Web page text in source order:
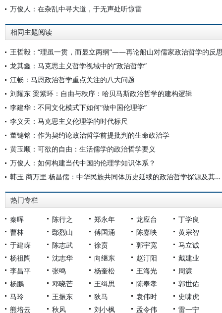
万俊人：在杂乱中寻大道，于无声处听惊雷
相同主题阅读
王哲毅：“理虽一贯，而显立两纲”——再论船山对儒家政治哲学的反
龙其鑫：马克思主义哲学视域中的“政治哲学”
江畅：马恩政治哲学重点关注的八大问题
刘耀东 梁紫环：自由与秩序：哈贝马斯政治哲学的建构逻辑
李建华：不同文化模式下如何“做中国伦理学”
李义天：马克思主义伦理学的时代标尺
董键铭：作为契约论政治哲学前提批判的生命政治学
黄玉顺：可欲的自由：生活儒学的政治哲学要义
万俊人：如何构建当代中国的伦理学知识体系？
韩玉 商万里 杨昌儒：中华民族共同体历史延续的政治哲学探源及其资鉴意义
热门专栏
秦晖 陈行之 郑永年 龙应台
丁学良
曹林
鄢烈山 傅国涌 陈嘉映
黄宗智
于建嵘
陈志武 徐贲 郭宇宽
马立诚
杨祖陶
沈志华 向继东 赵汀阳
戴建业
李昌平
张鸣 杨奎松 王海光
周濂
杨鹏
邓晓芒 王缉思 陈奉孝
郭世佑
马玲
王振东 狄马 袁伟时
史啸虎
熊培云
秋风 刘小枫 孟令伟 雷一宁